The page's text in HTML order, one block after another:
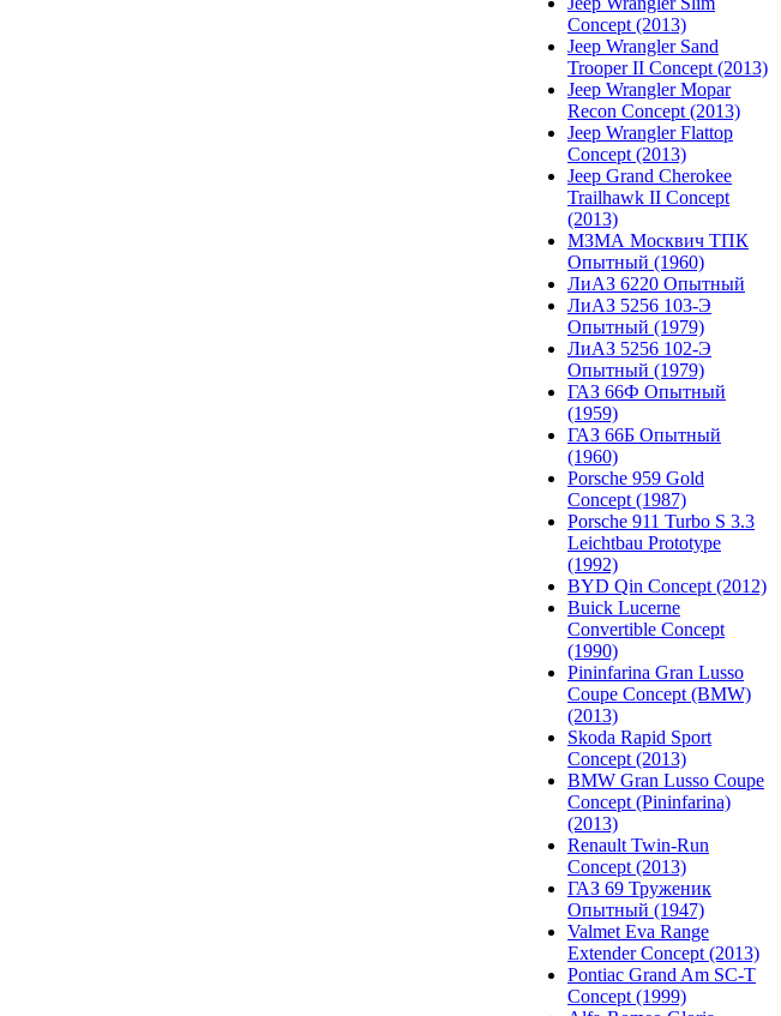
Concept (2013)
Jeep Wrangler Sand
Trooper II Concept (2013)
Jeep Wrangler Mopar
Recon Concept (2013)
Jeep Wrangler Flattop
Concept (2013)
Jeep Grand Cherokee
Trailhawk II Concept
(2013)
МЗМА Москвич ТПК
Опытный (1960)
ЛиАЗ 6220 Опытный
ЛиАЗ 5256 103-Э
Опытный (1979)
ЛиАЗ 5256 102-Э
Опытный (1979)
ГАЗ 66Ф Опытный
(1959)
ГАЗ 66Б Опытный
(1960)
Porsche 959 Gold
Concept (1987)
Porsche 911 Turbo S 3.3
Leichtbau Prototype
(1992)
BYD Qin Concept (2012)
Buick Lucerne
Convertible Concept
(1990)
Pininfarina Gran Lusso
Coupe Concept (BMW)
(2013)
Skoda Rapid Sport
Concept (2013)
BMW Gran Lusso Coupe
Concept (Pininfarina)
(2013)
Renault Twin-Run
Concept (2013)
ГАЗ 69 Труженик
Опытный (1947)
Valmet Eva Range
Extender Concept (2013)
Pontiac Grand Am SC-T
Concept (1999)